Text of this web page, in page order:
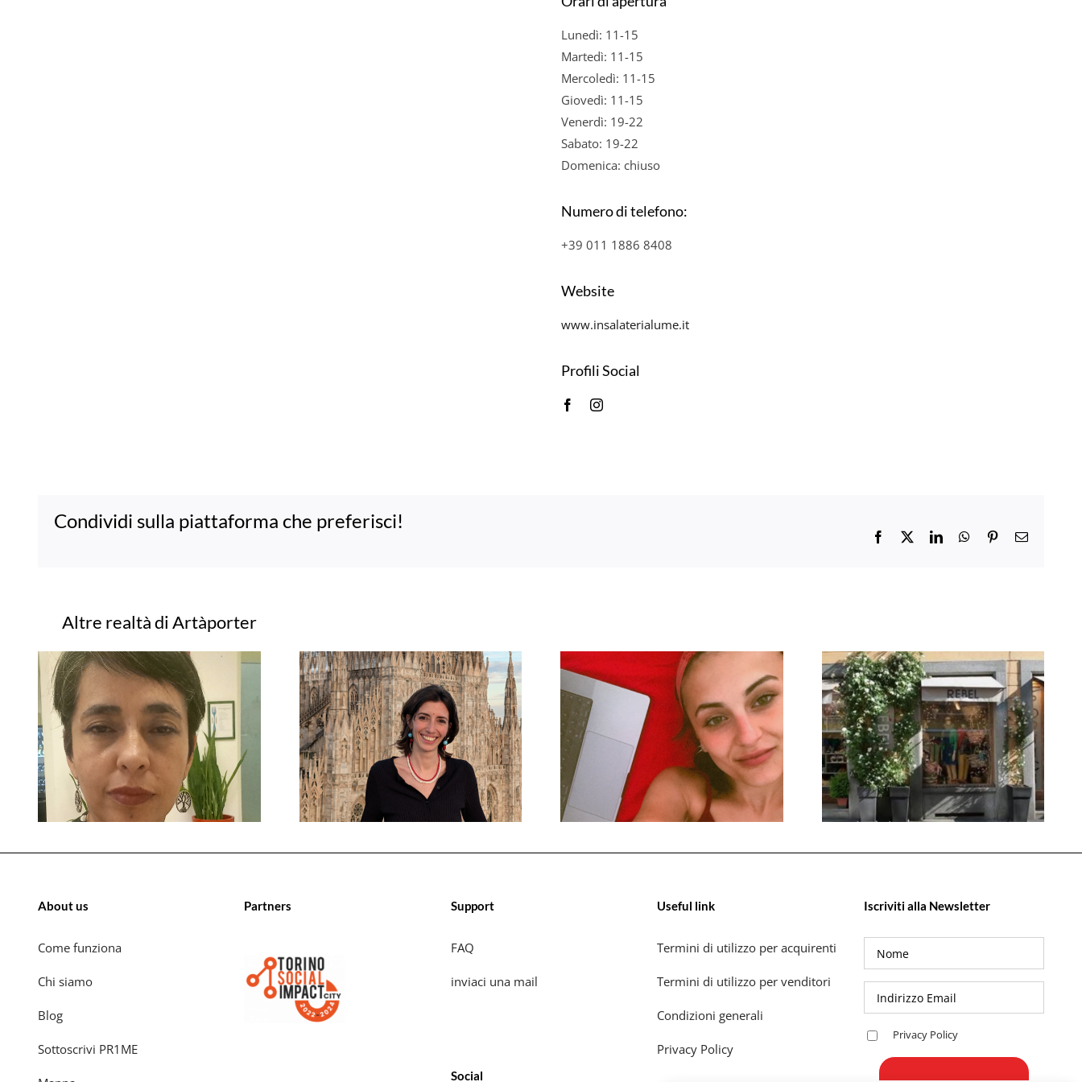
Lunedì: 11-15
Martedì: 11-15
Mercoledì: 11-15
Giovedì: 11-15
Venerdì: 19-22
Sabato: 19-22
Domenica: chiuso
Numero di telefono:
+39 011 1886 8408
Website
www.insalaterialume.it
Profili Social
Condividi sulla piattaforma che preferisci!
Facebook
X LinkedInWhatsApp
PinterestEmail
Progetti correlati
About us
Come funziona
Chi siamo
Blog
Sottoscrivi PR1ME
Partners Support
FAQ
inviaci una mail
Social
Useful link
Termini di utilizzo per acquirenti
Termini di utilizzo per venditori
Condizioni generali
Privacy Policy
Iscriviti alla Newsletter
Privacy Policy